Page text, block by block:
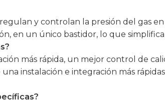
y controlan la presión del gas
en un único bastidor, lo que
más rápida, un mejor control de
instalación e integración más